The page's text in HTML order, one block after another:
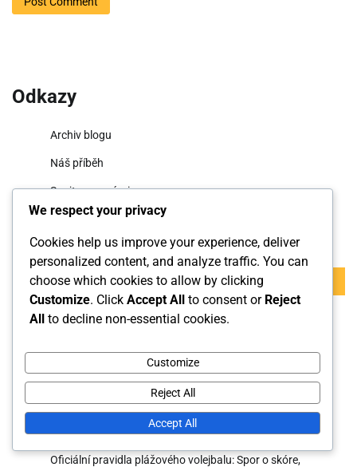
Odkazy
Archiv blogu
Náš příběh
Spojte se s námi
Hledat
Search
for:
Fauley a porušení v plážovém volejbalu: Porušení sítě,
Chyby nohou, Chyby při podání
Pravidla pro hru plážového volejbalu: Průběh zápasu,
Tempo, Řízení času
Oficiální pravidla plážového volejbalu: Spor o skóre,
We respect your privacy
Cookies help us improve your experience, deliver
personalized content, and analyze traffic. You can
choose which cookies to allow by clicking
Customize. Click Accept All to consent or Reject
All to decline non-essential cookies.
Customize
Reject All
Accept All